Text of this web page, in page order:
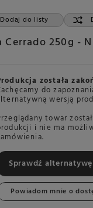
250g -
Dodaj do listy
została
do
wersją
towar
i nie ma
Sprawdź alternatywę
Powiadom mnie o